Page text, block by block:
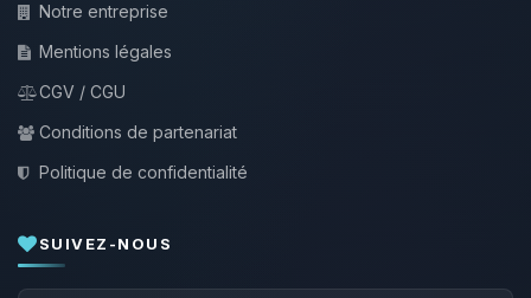
Notre entreprise
Mentions légales
CGV / CGU
Conditions de partenariat
Politique de confidentialité
SUIVEZ-NOUS